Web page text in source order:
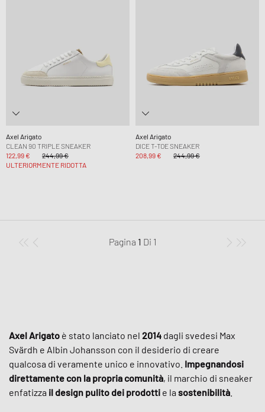
Axel Arigato
CLEAN 90 TRIPLE SNEAKER
122,99 €
244,99 €
ULTERIORMENTE RIDOTTA
Axel Arigato
DICE T-TOE SNEAKER
208,99 €
244,99 €
Pagina 1 Di 1
Axel Arigato è stato lanciato nel 2014 dagli svedesi Max
Svärdh e Albin Johansson con il desiderio di creare
qualcosa di veramente unico e innovativo. Impegnandosi
direttamente con la propria comunità, il marchio di sneaker
enfatizza il design pulito dei prodotti e la sostenibilità